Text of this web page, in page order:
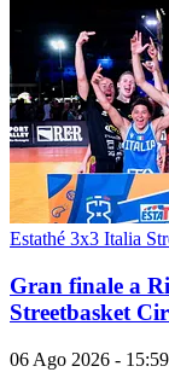
Estathé 3x3 Italia
Gran finale a
Streetbasket
06 Ago 2026 - 15:59